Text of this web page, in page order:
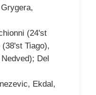
(24'st
Tiago),
Del
Ekdal,